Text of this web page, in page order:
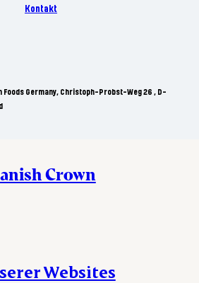
Kontakt
Foods Germany, Christoph-Probst-Weg 26 , D-
Crown
Crown
Websites